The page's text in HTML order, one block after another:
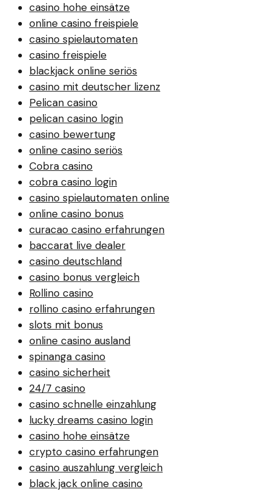
casino hohe einsätze
online casino freispiele
casino spielautomaten
casino freispiele
blackjack online seriös
casino mit deutscher lizenz
Pelican casino
pelican casino login
casino bewertung
online casino seriös
Cobra casino
cobra casino login
casino spielautomaten online
online casino bonus
curacao casino erfahrungen
baccarat live dealer
casino deutschland
casino bonus vergleich
Rollino casino
rollino casino erfahrungen
slots mit bonus
online casino ausland
spinanga casino
casino sicherheit
24/7 casino
casino schnelle einzahlung
lucky dreams casino login
casino hohe einsätze
crypto casino erfahrungen
casino auszahlung vergleich
black jack online casino